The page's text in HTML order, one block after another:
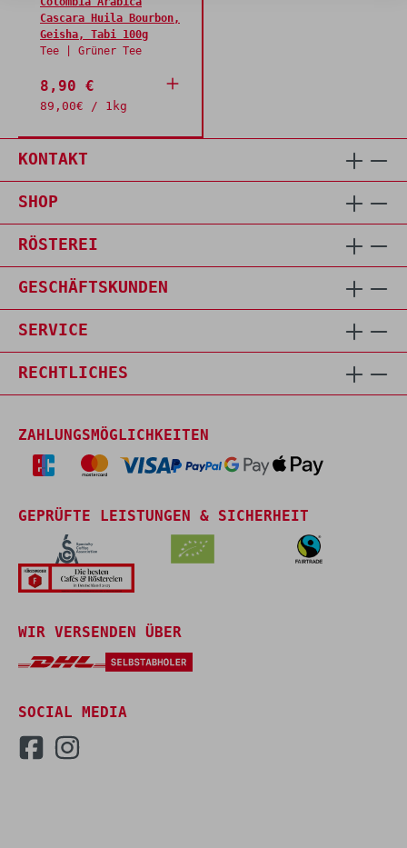
Cascara Huila Bourbon,
Geisha, Tabi 100g
Tee | Grüner Tee
8,90 €
89,00€ / 1kg
KONTAKT
SHOP
RÖSTEREI
GESCHÄFTSKUNDEN
SERVICE
RECHTLICHES
ZAHLUNGSMÖGLICHKEITEN
GEPRÜFTE LEISTUNGEN & SICHERHEIT
WIR VERSENDEN ÜBER
SOCIAL MEDIA